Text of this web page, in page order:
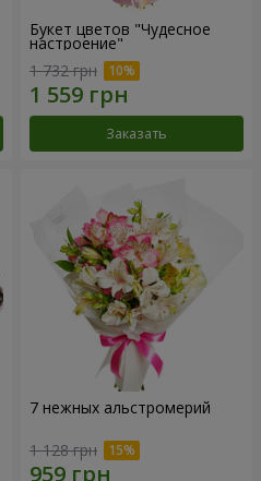
Букет цветов "Чудесное
настроение"
1 732 грн
Заказать
7 нежных альстромерий
1 128 грн